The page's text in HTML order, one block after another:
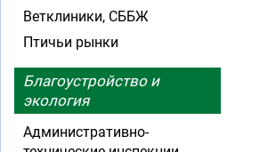
Ветклиники, СББЖ
Птичьи рынки
Благоустройство и
экология
Административно-